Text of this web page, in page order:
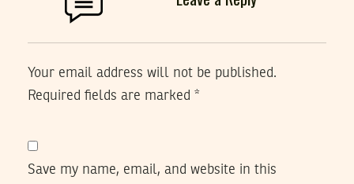
Your email address will not be published.
Required fields are marked *
Save my name, email, and website in this